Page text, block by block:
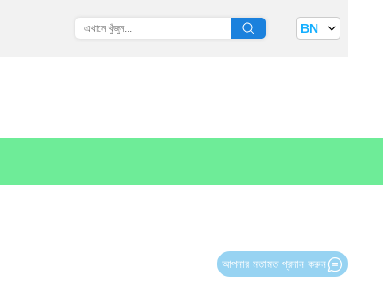
BN
আপনার মতামত প্রদান করুন